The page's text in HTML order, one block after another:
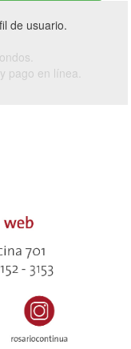
de usuario.
pago en línea.